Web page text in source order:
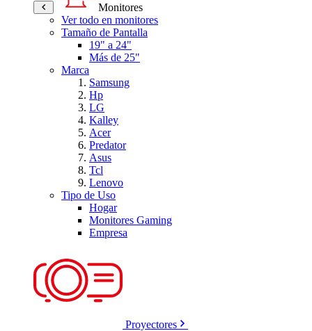
Monitores
Ver todo en monitores
Tamaño de Pantalla
19" a 24"
Más de 25"
Marca
Samsung
Hp
LG
Kalley
Acer
Predator
Asus
Tcl
Lenovo
Tipo de Uso
Hogar
Monitores Gaming
Empresa
Proyectores